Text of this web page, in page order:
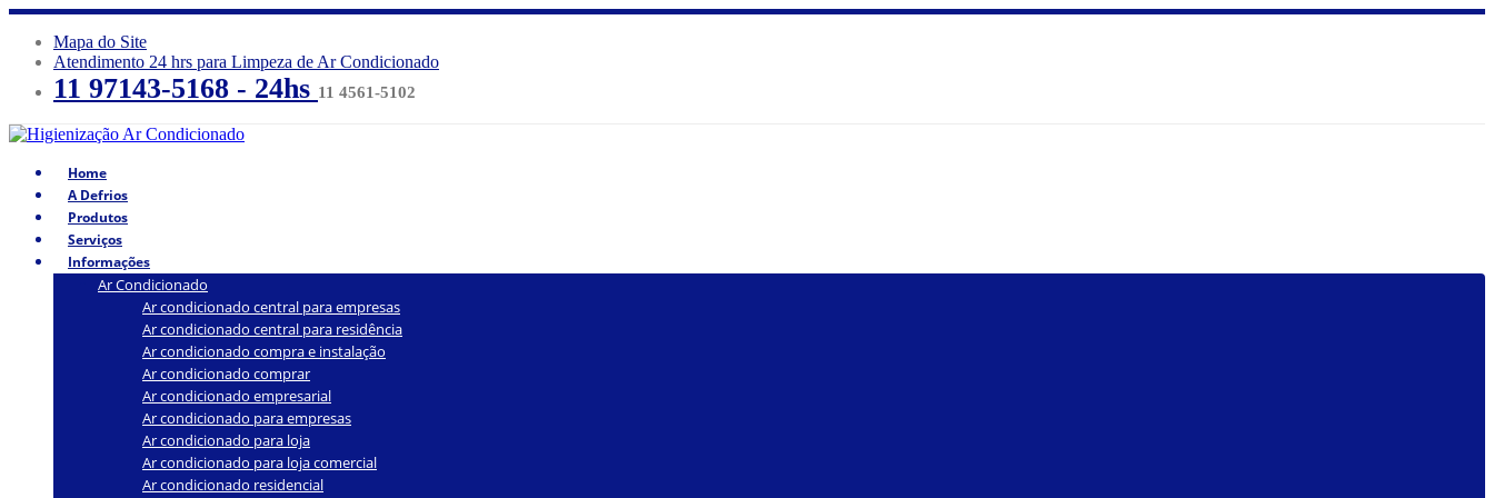
Mapa do Site
Atendimento 24 hrs para Limpeza de Ar Condicionado
11 97143-5168 - 24hs 11 4561-5102
Home
A Defrios
Produtos
Serviços
Informações
Ar Condicionado
Ar condicionado central para empresas
Ar condicionado central para residência
Ar condicionado compra e instalação
Ar condicionado comprar
Ar condicionado empresarial
Ar condicionado para empresas
Ar condicionado para loja
Ar condicionado para loja comercial
Ar condicionado residencial